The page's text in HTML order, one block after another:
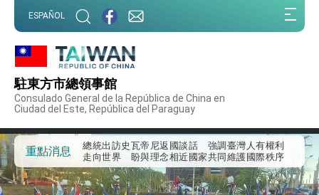
ESPAÑOL
駐東方市總領事館
Consulado General de la República de China en
Ciudad del Este, República del Paraguay
重點消息
我國政府將在美國亞利桑納州設立「駐鳳凰城辦
事處」，進一步深化台美交流合作
第一屆亞太在宅醫療大會開幕 總統盼分享臺灣
經驗為亞太醫療照護發展開創新里程碑
外交部發布WHA文宣影片「台灣醫療點亮世界」
及「台灣智慧醫療與健康產業展」預告短片，向
世界展現台灣守護全球健康的創新能量
總統出訪史瓦帝尼返國談話 強調臺灣人有權利
走向世界 盼與理念相近國家共同維護國際秩序
堅定走向世界 賴總統抵達史瓦帝尼王國進行國是
訪問